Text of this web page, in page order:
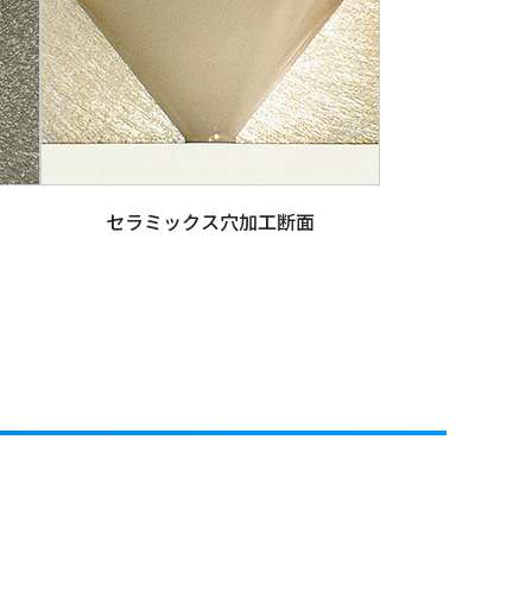
セラミックス穴加工断面